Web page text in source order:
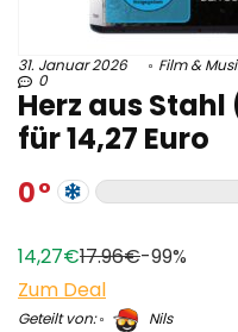
31. Januar 2026 Film &
0
Herz aus
für 14,27 Euro
0
14,27€17.96€-99%
Zum Deal
Geteilt von: Nils